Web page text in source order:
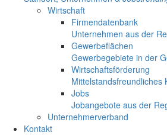
Wirtschaft
Firmendatenbank
Unternehmen aus der
Gewerbeflächen
Gewerbegebiete in der
Wirtschaftsförderung
Mittelstandsfreundliches
Jobs
Jobangebote aus der
Unternehmerverband
Kontakt